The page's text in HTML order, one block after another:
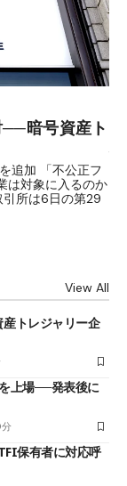
暗号資産ト
追加 「不公正フ
は対象に入るのか
引所は6日の第29
View All
トレジャリー企
上場──発表後に
保有者に対応呼